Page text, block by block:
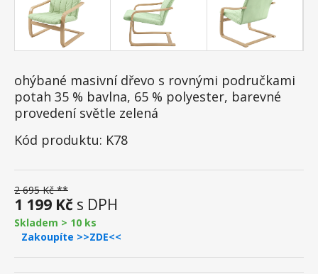
ohýbané masivní dřevo s rovnými područkami
potah 35 % bavlna, 65 % polyester, barevné
provedení světle zelená
Kód produktu: K78
2 695 Kč **
1 199 Kč s DPH
Skladem > 10 ks
Zakoupíte >>ZDE<<